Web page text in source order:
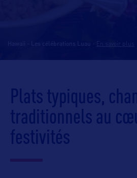
Hawaii - Les célébrations Luau
Plats typiques,
traditionnels au
festivités